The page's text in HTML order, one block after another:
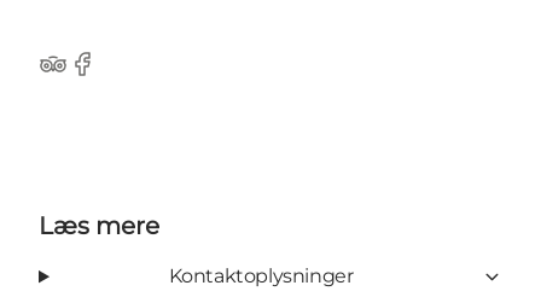
TripAdvisor
Facebook
Læs mere
Kontaktoplysninger